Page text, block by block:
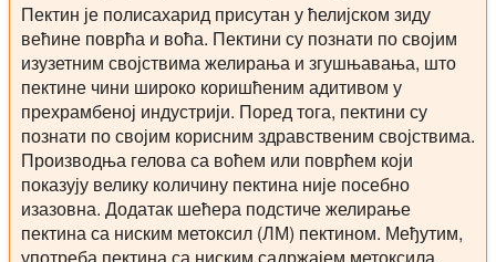
Пектин је полисахарид присутан у ћелијском зиду
већине поврћа и воћа. Пектини су познати по својим
изузетним својствима желирања и згушњавања, што
пектине чини широко коришћеним адитивом у
прехрамбеној индустрији. Поред тога, пектини су
познати по својим корисним здравственим својствима.
Производња гелова са воћем или поврћем који
показују велику количину пектина није посебно
изазовна. Додатак шећера подстиче желирање
пектина са ниским метоксил (ЛМ) пектином. Међутим,